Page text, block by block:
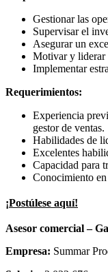
Gestionar las
Supervisar el
Asegurar un
Motivar y liderar
Implementar
Requerimientos:
Experiencia
gestor de ventas.
Habilidades de
Excelentes
Capacidad para
Conocimiento
¡Postúlese aquí!
Asesor comercial –
Empresa: Summar